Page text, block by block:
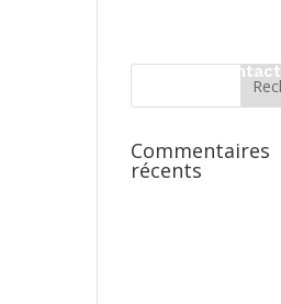
Médias Contact
Commentaires
récents